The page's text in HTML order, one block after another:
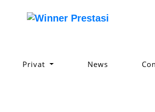
Privat News